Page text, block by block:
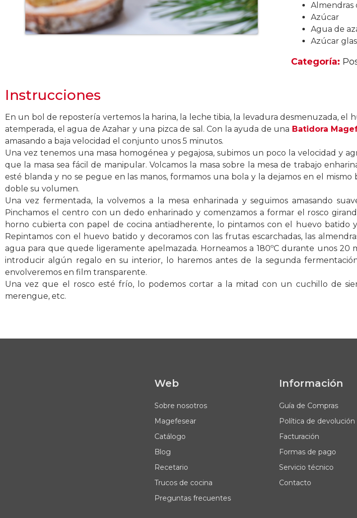
Almendras
Azúcar
Agua de
Azúcar glas
Categoría:
Instrucciones
En un bol de repostería vertemos la harina, la leche tibia, la levadura desmenuzada, el
atemperada, el agua de Azahar y una pizca de sal. Con la ayuda de una Batidora
amasando a baja velocidad el conjunto unos 5 minutos.
Una vez tenemos una masa homogénea y pegajosa, subimos un poco la velocidad y
que la masa sea fácil de manipular. Volcamos la masa sobre la mesa de trabajo
esté blanda y no se pegue en las manos, formamos una bola y la dejamos en el
doble su volumen.
Una vez fermentada, la volvemos a la mesa enharinada y seguimos amasando
Pinchamos el centro con un dedo enharinado y comenzamos a formar el rosco
horno cubierta con papel de cocina antiadherente, lo pintamos con el huevo batido
Repintamos con el huevo batido y decoramos con las frutas escarchadas, las
agua para que quede ligeramente apelmazada. Horneamos a 180ºC durante unos
introducir algún regalo en su interior, lo haremos antes de la segunda
envolveremos en film transparente.
Una vez que el rosco esté frío, lo podemos cortar a la mitad con un cuchillo de
merengue, etc.
Web
Sobre nosotros
Magefesear
Catálogo
Blog
Recetario
Trucos de cocina
Preguntas frecuentes
Información
Guía de Compras
Política de devolución
Facturación
Formas de pago
Servicio técnico
Contacto